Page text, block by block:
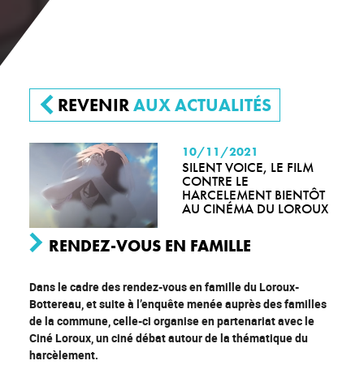
REVENIRAUX ACTUALITÉS
10/11/2021
SILENT VOICE, LE FILM
CONTRE LE
HARCELEMENT BIENTÔT
AU CINÉMA DU LOROUX
RENDEZ-VOUS EN FAMILLE
Dans le cadre des rendez-vous en famille du Loroux-
Bottereau, et suite à l’enquête menée auprès des familles
de la commune, celle-ci organise en partenariat avec le
Ciné Loroux, un ciné débat autour de la thématique du
harcèlement.